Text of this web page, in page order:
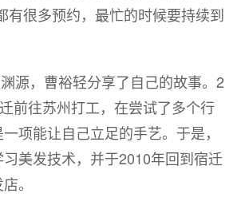
有很多预约，最忙的时候要持续到
源，曹裕轻分享了自己的故事。2
前往苏州打工，在尝试了多个行
项能让自己立足的手艺。于是，
美发技术，并于2010年回到宿迁
。